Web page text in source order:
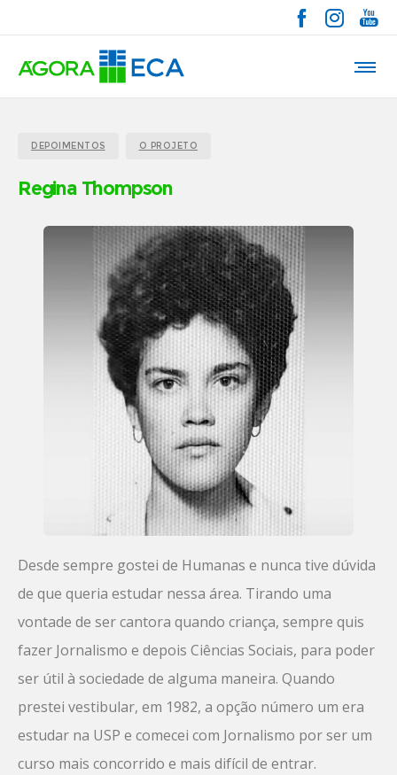
DEPOIMENTOS O PROJETO
Regina Thompson
Desde sempre gostei de Humanas e nunca tive dúvida
de que queria estudar nessa área. Tirando uma
vontade de ser cantora quando criança, sempre quis
fazer Jornalismo e depois Ciências Sociais, para poder
ser útil à sociedade de alguma maneira. Quando
prestei vestibular, em 1982, a opção número um era
estudar na USP e comecei com Jornalismo por ser um
curso mais concorrido e mais difícil de entrar.